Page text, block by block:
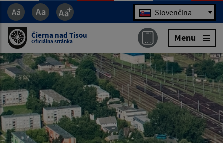
Jazyk Slovenčina
Čierna nad Tisou
Oficiálna stránka Menu